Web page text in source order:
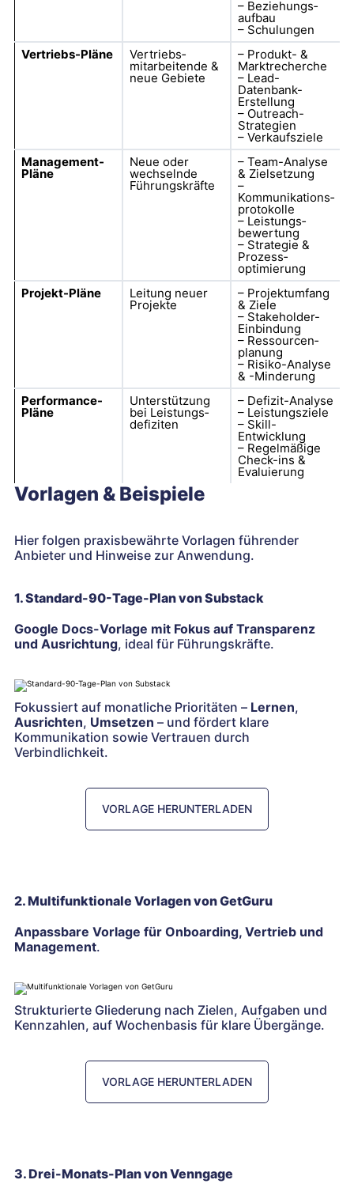
– Beziehungs­
aufbau
– Schulungen
Vertriebs-Pläne
Vertriebs­
mitarbeitende &
neue Gebiete
– Produkt- &
Markt­recherche
– Lead-
Datenbank-
Erstellung
– Outreach-
Strategien
– Verkaufs­ziele
Management-
Pläne
Neue oder
wechselnde
Führungskräfte
– Team-Analyse
& Zielsetzung
–
Kommunikations­
protokolle
– Leistungs­
bewertung
– Strategie &
Prozess­
optimierung
Projekt-Pläne
Leitung neuer
Projekte
– Projektumfang
& Ziele
– Stakeholder-
Einbindung
– Ressourcen­
planung
– Risiko-Analyse
& -Minderung
Performance-
Pläne
Unterstützung
bei Leistungs­
defiziten
– Defizit-Analyse
– Leistungs­ziele
– Skill-
Entwicklung
– Regelmäßige
Check-ins &
Evaluierung
Vorlagen & Beispiele
Hier folgen praxis­bewährte Vorlagen führender
Anbieter und Hinweise zur Anwendung.
1. Standard-90-Tage-Plan von Substack
Google Docs-Vorlage mit Fokus auf Transparenz
und Ausrichtung, ideal für Führungskräfte.
Fokussiert auf monatliche Prioritäten – Lernen,
Ausrichten, Umsetzen – und fördert klare
Kommunikation sowie Vertrauen durch
Verbindlichkeit.
VORLAGE HERUNTERLADEN
2. Multifunktionale Vorlagen von GetGuru
Anpassbare Vorlage für Onboarding, Vertrieb und
Management.
Strukturierte Gliederung nach Zielen, Aufgaben und
Kennzahlen, auf Wochenbasis für klare Übergänge.
VORLAGE HERUNTERLADEN
3. Drei-Monats-Plan von Venngage